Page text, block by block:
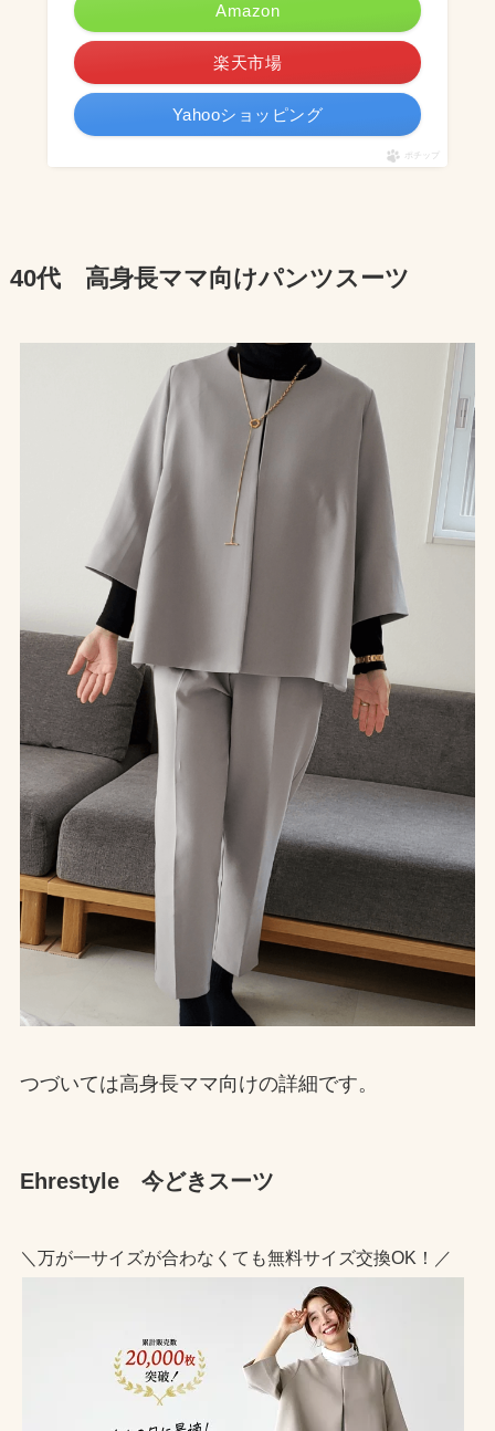
Amazon
楽天市場
Yahooショッピング
ポチップ
40代 高身長ママ向けパンツスーツ
つづいては高身長ママ向けの詳細です。
Ehrestyle今どきスーツ
＼万が一サイズが合わなくても無料サイズ交換OK！／